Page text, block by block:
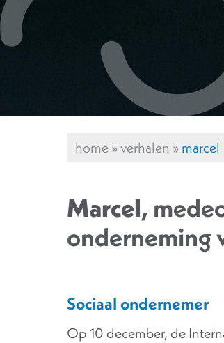
home»verhalen »marcel
Marcel,
onderneming
Sociaal ondernemer
Op 10 december, de